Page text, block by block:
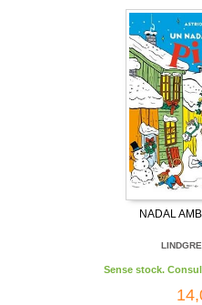
NADAL
Sense stock.